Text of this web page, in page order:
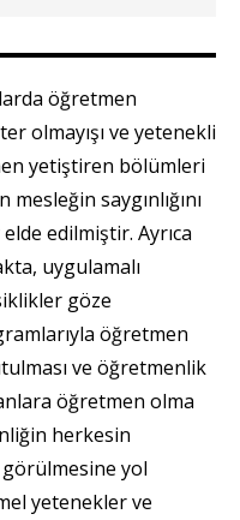
öğretmen
olmayışı ve yetenekli
yetiştiren bölümleri
saygınlığını
edilmiştir. Ayrıca
uygulamalı
göze
öğretmen
ve öğretmenlik
öğretmen olma
herkesin
yol
yetenekler ve